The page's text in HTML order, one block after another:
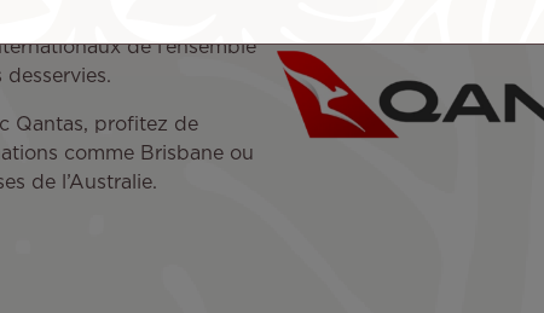
dispose aujourd’hui du
de l’ensemble
desservies.
Qantas, profitez de
comme Brisbane ou
de l’Australie.